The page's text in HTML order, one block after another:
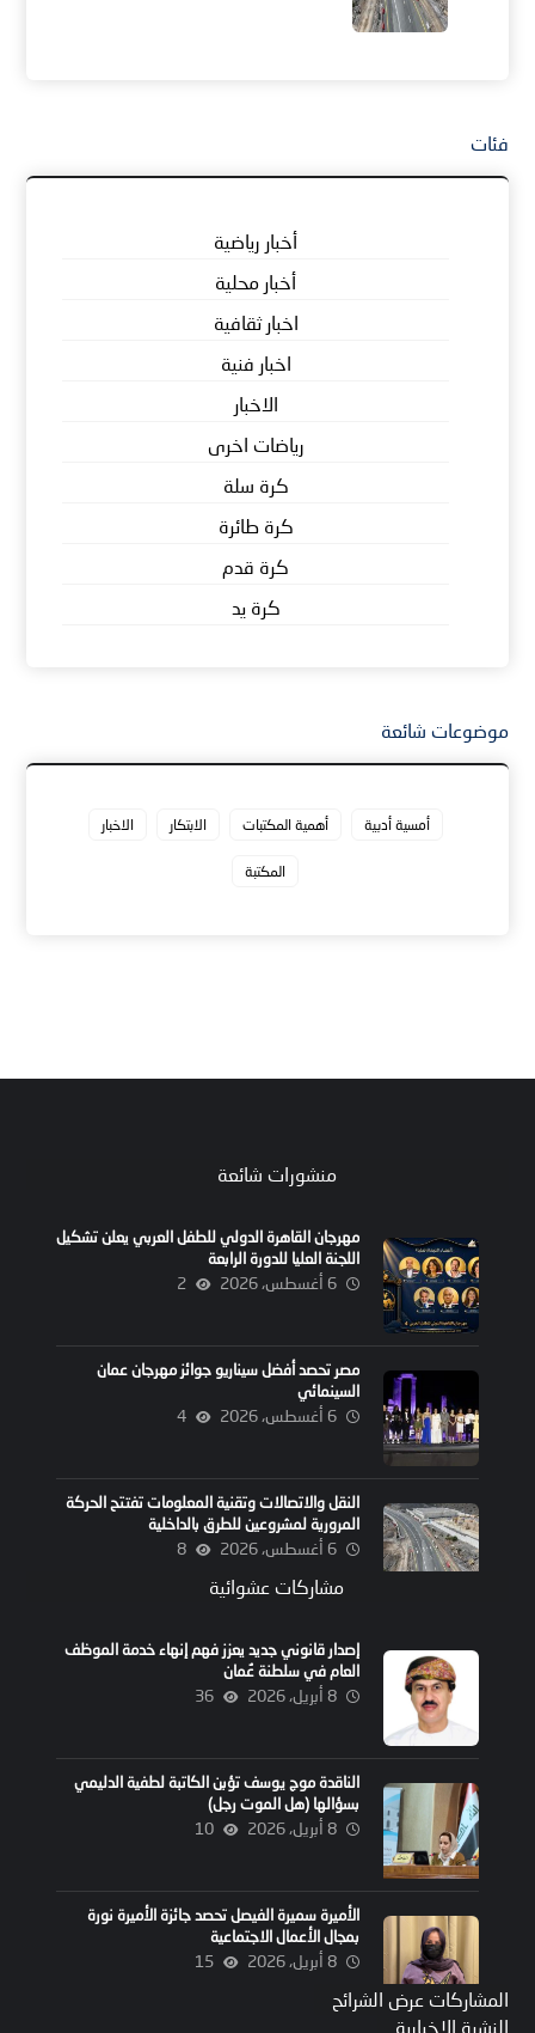
فئات
أخبار رياضية
أخبار محلية
اخبار ثقافية
اخبار فنية
الاخبار
رياضات اخرى
كرة سلة
كرة طائرة
كرة قدم
كرة يد
موضوعات شائعة
أمسية أدبية أهمية المكتبات الابتكار الاخبار
المكتبة
منشورات شائعة
مهرجان القاهرة الدولي للطفل العربي يعلن تشكيل
اللجنة العليا للدورة الرابعة
6 أغسطس، 2026 2
مصر تحصد أفضل سيناريو جوائز مهرجان عمان
السينمائي
6 أغسطس، 2026 4
النقل والاتصالات وتقنية المعلومات تفتتح الحركة
المرورية لمشروعين للطرق بالداخلية
6 أغسطس، 2026 8
مشاركات عشوائية
إصدار قانوني جديد يعزز فهم إنهاء خدمة الموظف
العام في سلطنة عُمان
8 أبريل، 2026 36
الناقدة موج يوسف تؤبن الكاتبة لطفية الدليمي
بسؤالها (هل الموت رجل)
8 أبريل، 2026 10
الأميرة سميرة الفيصل تحصد جائزة الأميرة نورة
بمجال الأعمال الاجتماعية
8 أبريل، 2026 15
المشاركات عرض الشرائح
النشرة الإخبارية